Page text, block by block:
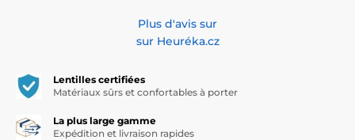
Plus d'avis sur
sur Heuréka.cz
Lentilles certifiées
Matériaux sûrs et confortables à porter
La plus large gamme
Expédition et livraison rapides